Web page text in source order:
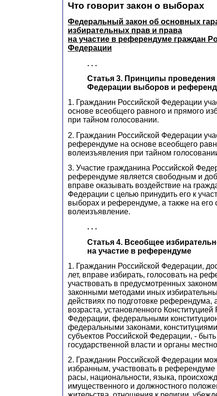
Что говорит закон о выборах
Федеральный закон об основных
избирательных прав и права
на участие в референдуме граждан
Федерации
. . .
Статья 3. Принципы проведения
Федерации выборов и
1. Гражданин Российской Федерации
основе всеобщего равного и прямого
при тайном голосовании.
2. Гражданин Российской Федерации
референдуме на основе всеобщего
волеизъявления при тайном
3. Участие гражданина Российской
референдуме является свободным и
вправе оказывать воздействие на
Федерации с целью принудить его к
выборах и референдуме, а также на его
волеизъявление.
. . .
Статья 4. Всеобщее
на участие в референдуме
1. Гражданин Российской Федерации,
лет, вправе избирать, голосовать на
участвовать в предусмотренных
законными методами иных
действиях по подготовке референдума,
возраста, установленного Конституцией
Федерации, федеральными
федеральными законами,
субъектов Российской Федерации, -
государственной власти и органы
2. Гражданин Российской Федерации
избранным, участвовать в
расы, национальности, языка,
имущественного и должностного